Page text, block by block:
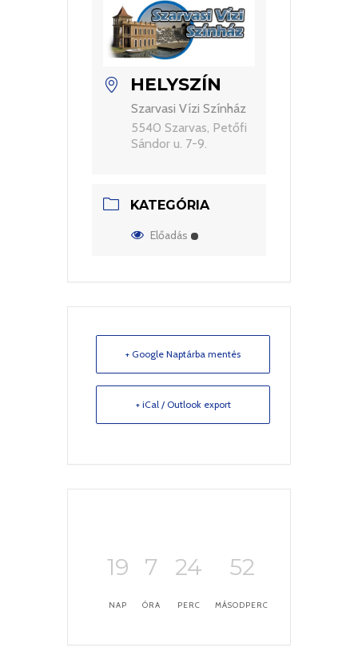
HELYSZÍN
Szarvasi Vízi Színház
5540 Szarvas, Petőfi
Sándor u. 7-9.
KATEGÓRIA
Előadás
+ Google Naptárba mentés
+ iCal / Outlook export
19
NAP
7
ÓRA
24
PERC
51
MÁSODPERC